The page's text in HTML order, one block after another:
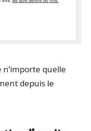
n’importe quelle
depuis le